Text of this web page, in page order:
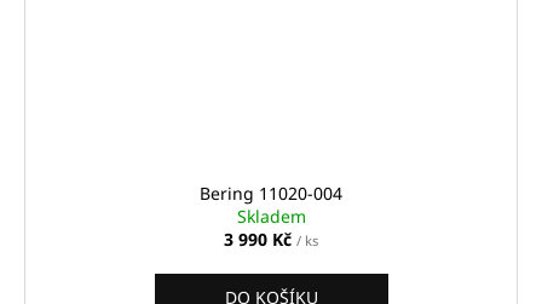
Bering 11020-004
Skladem
3 990 Kč / ks
DO KOŠÍKU